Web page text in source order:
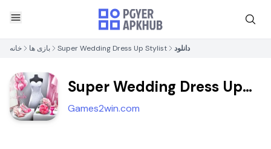
خانه بازی ها Super Wedding Dress Up Stylist دانلود
Super Wedding Dress Up
Stylist
Games2win.com